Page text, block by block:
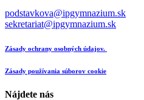
podstavkova@ipgymnazium.sk
sekretariat@ipgymnazium.sk
Zásady ochrany osobných údajov.
Zásady používania súborov cookie
Nájdete nás